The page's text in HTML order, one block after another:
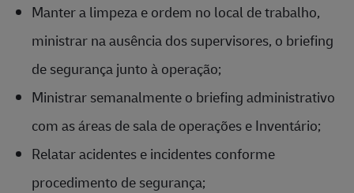
Manter a limpeza e ordem no local de trabalho,
ministrar na ausência dos supervisores, o briefing
de segurança junto à operação;
Ministrar semanalmente o briefing administrativo
com as áreas de sala de operações e Inventário;
Relatar acidentes e incidentes conforme
procedimento de segurança;